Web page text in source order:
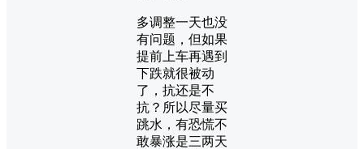
多调整一天也没
有问题，但如果
提前上车再遇到
下跌就很被动
了，抗还是不
抗？所以尽量买
跳水，有恐慌不
敢暴涨是三两天